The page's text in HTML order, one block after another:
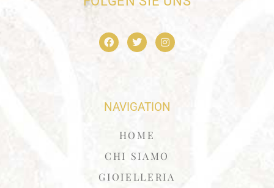
NAVIGATION
HOME
CHI SIAMO
GIOIELLERIA